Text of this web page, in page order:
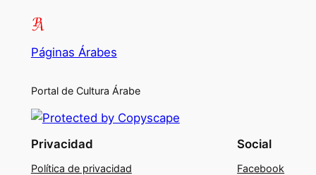
Páginas Árabes
Portal de Cultura Árabe
Privacidad
Política de privacidad
Social
Facebook